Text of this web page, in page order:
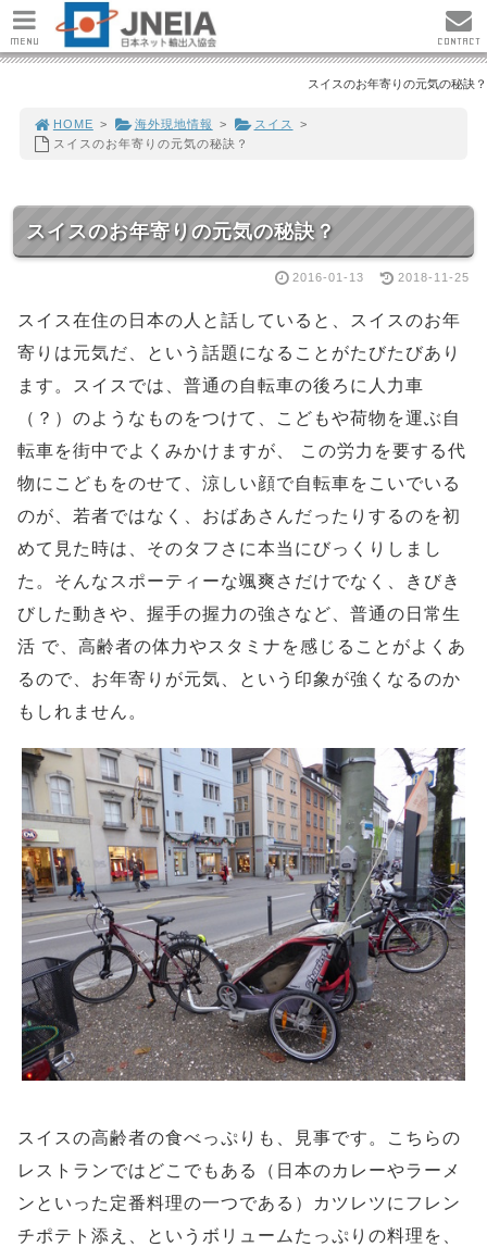
スイスのお年寄りの元気の秘訣？
HOME > 海外現地情報 > スイス
>
スイスのお年寄りの元気の秘訣？
スイスのお年寄りの元気の秘訣？
2016-01-13 2018-11-25
スイス在住の日本の人と話していると、スイスのお年
寄りは元気だ、という話題になることがたびたびあり
ます。スイスでは、普通の自転車の後ろに人力車
（？）のようなものをつけて、こどもや荷物を運ぶ自
転車を街中でよくみかけますが、 この労力を要する代
物にこどもをのせて、涼しい顔で自転車をこいでいる
のが、若者ではなく、おばあさんだったりするのを初
めて見た時は、そのタフさに本当にびっくりしまし
た。そんなスポーティーな颯爽さだけでなく、きびき
びした動きや、握手の握力の強さなど、普通の日常生
活 で、高齢者の体力やスタミナを感じることがよくあ
るので、お年寄りが元気、という印象が強くなるのか
もしれません。
スイスの高齢者の食べっぷりも、見事です。こちらの
レストランではどこでもある（日本のカレーやラーメ
ンといった定番料理の一つである）カツレツにフレン
チポテト添え、というボリュームたっぷりの料理を、
MENU CONTACT